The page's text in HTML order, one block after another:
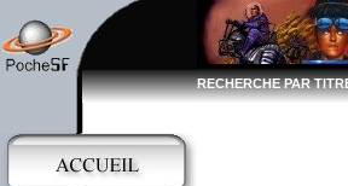
RECHERCHE PAR